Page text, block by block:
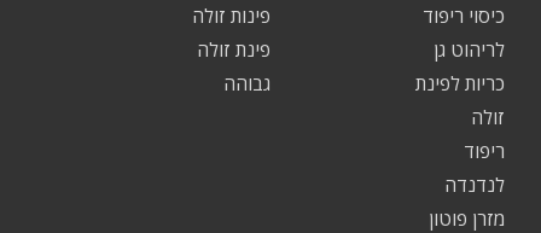
פינות זולה
פינת זולה
גבוהה
כיסוי ריפוד
לריהוט גן
כריות לפינת
זולה
ריפוד
לנדנדה
מזרן פוטון